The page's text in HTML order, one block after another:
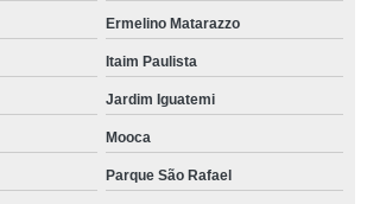
Ermelino Matarazzo
Itaim Paulista
Jardim Iguatemi
Mooca
Parque São Rafael